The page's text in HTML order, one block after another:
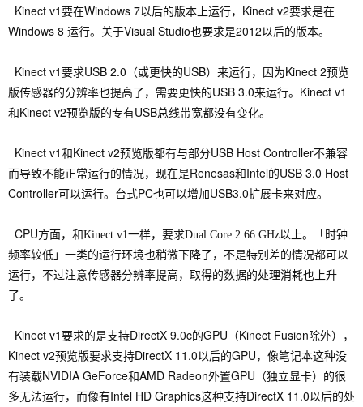
Kinect v1要在Windows 7以后的版本上运行，Kinect v2要求是在
Windows 8 运行。关于Visual Studio也要求是2012以后的版本。
Kinect v1要求USB 2.0（或更快的USB）来运行，因为Kinect 2预览
版传感器的分辨率也提高了，需要更快的USB 3.0来运行。Kinect v1
和Kinect v2预览版的专有USB总线带宽都没有变化。
Kinect v1和Kinect v2预览版都有与部分USB Host Controller不兼容
而导致不能正常运行的情况，现在是Renesas和Intel的USB 3.0 Host
Controller可以运行。台式PC也可以增加USB3.0扩展卡来对应。
CPU方面， 和Kinect v1一样， 要求Dual Core 2.66 GHz以上。
「时钟
频率较低」一类的运行环境也稍微下降了 ， 不是特别差的情况都可以
运行， 不过注意传感器分辨率提高 ， 取得的数据的处理消耗也上升
了。
Kinect v1要求的是支持DirectX 9.0c的GPU（Kinect Fusion除外） ，
Kinect v2预览版要求支持DirectX 11.0以后的GPU， 像笔记本这种没
有装载NVIDIA GeForce和AMD Radeon外置GPU（独立显卡）的很
多无法运行，而像有Intel HD Graphics这种支持DirectX 11.0以后的处